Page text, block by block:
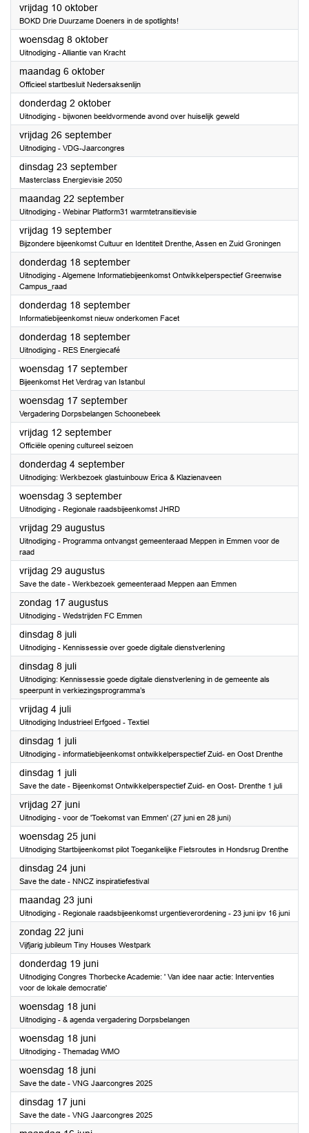
vrijdag 10 oktober2025
BOKD Drie Duurzame Doeners in de spotlights!
woensdag 8 oktober2025
Uitnodiging - Alliantie van Kracht
maandag 6 oktober2025
Officieel startbesluit Nedersaksenlijn
donderdag 2 oktober2025
Uitnodiging - bijwonen beeldvormende avond over huiselijk geweld
vrijdag 26 september2025
Uitnodiging - VDG-Jaarcongres
dinsdag 23 september2025
Masterclass Energievisie 2050
maandag 22 september2025
Uitnodiging - Webinar Platform31 warmtetransitievisie
vrijdag 19 september2025
Bijzondere bijeenkomst Cultuur en Identiteit Drenthe, Assen en Zuid Groningen
donderdag 18 september2025
Uitnodiging - Algemene Informatiebijeenkomst Ontwikkelperspectief Greenwise
Campus_raad
donderdag 18 september2025
Informatiebijeenkomst nieuw onderkomen Facet
donderdag 18 september2025
Uitnodiging - RES Energiecafé
woensdag 17 september2025
Bijeenkomst Het Verdrag van Istanbul
woensdag 17 september2025
Vergadering Dorpsbelangen Schoonebeek
vrijdag 12 september2025
Officiële opening cultureel seizoen
donderdag 4 september2025
Uitnodiging: Werkbezoek glastuinbouw Erica & Klazienaveen
woensdag 3 september2025
Uitnodiging - Regionale raadsbijeenkomst JHRD
vrijdag 29 augustus2025
Uitnodiging - Programma ontvangst gemeenteraad Meppen in Emmen voor de
raad
vrijdag 29 augustus2025
Save the date - Werkbezoek gemeenteraad Meppen aan Emmen
zondag 17 augustus2025
Uitnodiging - Wedstrijden FC Emmen
dinsdag 8 juli2025
Uitnodiging - Kennissessie over goede digitale dienstverlening
dinsdag 8 juli2025
Uitnodiging: Kennissessie goede digitale dienstverlening in de gemeente als
speerpunt in verkiezingsprogramma’s
vrijdag 4 juli2025
Uitnodiging Industrieel Erfgoed - Textiel
dinsdag 1 juli2025
Uitnodiging - informatiebijeenkomst ontwikkelperspectief Zuid- en Oost Drenthe
dinsdag 1 juli2025
Save the date - Bijeenkomst Ontwikkelperspectief Zuid- en Oost- Drenthe 1 juli
vrijdag 27 juni2025
Uitnodiging - voor de 'Toekomst van Emmen' (27 juni en 28 juni)
woensdag 25 juni2025
Uitnodiging Startbijeenkomst pilot Toegankelijke Fietsroutes in Hondsrug Drenthe
dinsdag 24 juni2025
Save the date - NNCZ inspiratiefestival
maandag 23 juni2025
Uitnodiging - Regionale raadsbijeenkomst urgentieverordening - 23 juni ipv 16 juni
zondag 22 juni2025
Vijfjarig jubileum Tiny Houses Westpark
donderdag 19 juni2025
Uitnodiging Congres Thorbecke Academie: ' Van idee naar actie: Interventies
voor de lokale democratie'
woensdag 18 juni2025
Uitnodiging - & agenda vergadering Dorpsbelangen
woensdag 18 juni2025
Uitnodiging - Themadag WMO
woensdag 18 juni2025
Save the date - VNG Jaarcongres 2025
dinsdag 17 juni2025
Save the date - VNG Jaarcongres 2025